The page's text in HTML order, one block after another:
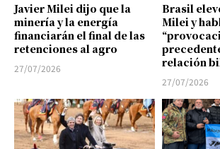
Javier Milei dijo que la
minería y la energía
financiarán el final de las
retenciones al agro
27/07/2026
Brasil
Milei y
relación
27/07/2026